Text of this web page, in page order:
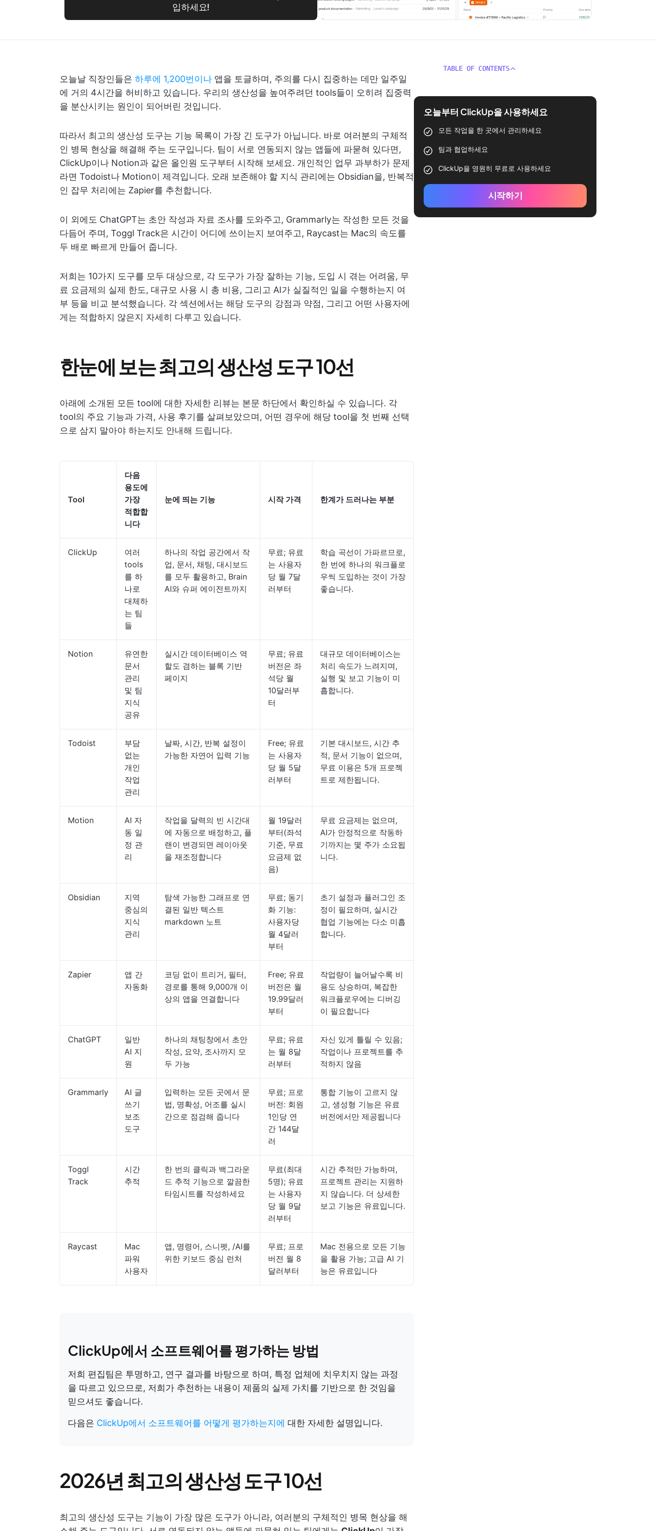
입하세요!
오늘날 직장인들은 하루에 1,200번이나 앱을 토글하며, 주의를 다시 집중하는 데만 일주일
에 거의 4시간을 허비하고 있습니다. 우리의 생산성을 높여주려던 tools들이 오히려 집중력
을 분산시키는 원인이 되어버린 것입니다.
따라서 최고의 생산성 도구는 기능 목록이 가장 긴 도구가 아닙니다. 바로 여러분의 구체적
인 병목 현상을 해결해 주는 도구입니다. 팀이 서로 연동되지 않는 앱들에 파묻혀 있다면,
ClickUp이나 Notion과 같은 올인원 도구부터 시작해 보세요. 개인적인 업무 과부하가 문제
라면 Todoist나 Motion이 제격입니다. 오래 보존해야 할 지식 관리에는 Obsidian을, 반복적
인 잡무 처리에는 Zapier를 추천합니다.
이 외에도 ChatGPT는 초안 작성과 자료 조사를 도와주고, Grammarly는 작성한 모든 것을
다듬어 주며, Toggl Track은 시간이 어디에 쓰이는지 보여주고, Raycast는 Mac의 속도를
두 배로 빠르게 만들어 줍니다.
저희는 10가지 도구를 모두 대상으로, 각 도구가 가장 잘하는 기능, 도입 시 겪는 어려움, 무
료 요금제의 실제 한도, 대규모 사용 시 총 비용, 그리고 AI가 실질적인 일을 수행하는지 여
부 등을 비교 분석했습니다. 각 섹션에서는 해당 도구의 강점과 약점, 그리고 어떤 사용자에
게는 적합하지 않은지 자세히 다루고 있습니다.
한눈에 보는 최고의 생산성 도구 10선
아래에 소개된 모든 tool에 대한 자세한 리뷰는 본문 하단에서 확인하실 수 있습니다. 각
tool의 주요 기능과 가격, 사용 후기를 살펴보았으며, 어떤 경우에 해당 tool을 첫 번째 선택
으로 삼지 말아야 하는지도 안내해 드립니다.
Tool
다음
용도에
가장
적합합
니다
눈에 띄는 기능 시작 가격 한계가 드러나는 부분
ClickUp
여러
tools
를 하
나로
대체하
는 팀
들
하나의 작업 공간에서 작
업, 문서, 채팅, 대시보드
를 모두 활용하고, Brain
AI와 슈퍼 에이전트까지
무료; 유료
는 사용자
당 월 7달
러부터
학습 곡선이 가파르므로,
한 번에 하나의 워크플로
우씩 도입하는 것이 가장
좋습니다.
Notion
유연한
문서
관리
및 팀
지식
공유
실시간 데이터베이스 역
할도 겸하는 블록 기반
페이지
무료; 유료
버전은 좌
석당 월
10달러부
터
대규모 데이터베이스는
처리 속도가 느려지며,
실행 및 보고 기능이 미
흡합니다.
Todoist
부담
없는
개인
작업
관리
날짜, 시간, 반복 설정이
가능한 자연어 입력 기능
Free; 유료
는 사용자
당 월 5달
러부터
기본 대시보드, 시간 추
적, 문서 기능이 없으며,
무료 이용은 5개 프로젝
트로 제한됩니다.
Motion
AI 자
동 일
정 관
리
작업을 달력의 빈 시간대
에 자동으로 배정하고, 플
랜이 변경되면 레이아웃
을 재조정합니다
월 19달러
부터(좌석
기준, 무료
요금제 없
음)
무료 요금제는 없으며,
AI가 안정적으로 작동하
기까지는 몇 주가 소요됩
니다.
Obsidian
지역
중심의
지식
관리
탐색 가능한 그래프로 연
결된 일반 텍스트
markdown 노트
무료; 동기
화 기능:
사용자당
월 4달러
부터
초기 설정과 플러그인 조
정이 필요하며, 실시간
협업 기능에는 다소 미흡
합니다.
Zapier
앱 간
자동화
코딩 없이 트리거, 필터,
경로를 통해 9,000개 이
상의 앱을 연결합니다
Free; 유료
버전은 월
19.99달러
부터
작업량이 늘어날수록 비
용도 상승하며, 복잡한
워크플로우에는 디버깅
이 필요합니다
ChatGPT
일반
AI 지
원
하나의 채팅창에서 초안
작성, 요약, 조사까지 모
두 가능
무료; 유료
는 월 8달
러부터
자신 있게 틀릴 수 있음;
작업이나 프로젝트를 추
적하지 않음
Grammarly
AI 글
쓰기
보조
도구
입력하는 모든 곳에서 문
법, 명확성, 어조를 실시
간으로 점검해 줍니다
무료; 프로
버전: 회원
1인당 연
간 144달
러
통합 기능이 고르지 않
고, 생성형 기능은 유료
버전에서만 제공됩니다
Toggl
Track
시간
추적
한 번의 클릭과 백그라운
드 추적 기능으로 깔끔한
타임시트를 작성하세요
무료(최대
5명); 유료
는 사용자
당 월 9달
러부터
시간 추적만 가능하며,
프로젝트 관리는 지원하
지 않습니다. 더 상세한
보고 기능은 유료입니다.
Raycast
Mac
파워
사용자
앱, 명령어, 스니펫, /AI를
위한 키보드 중심 런처
무료; 프로
버전 월 8
달러부터
Mac 전용으로 모든 기능
을 활용 가능; 고급 AI 기
능은 유료입니다
ClickUp에서 소프트웨어를 평가하는 방법
저희 편집팀은 투명하고, 연구 결과를 바탕으로 하며, 특정 업체에 치우치지 않는 과정
을 따르고 있으므로, 저희가 추천하는 내용이 제품의 실제 가치를 기반으로 한 것임을
믿으셔도 좋습니다.
다음은 ClickUp에서 소프트웨어를 어떻게 평가하는지에 대한 자세한 설명입니다.
2026년 최고의 생산성 도구 10선
최고의 생산성 도구는 기능이 가장 많은 도구가 아니라, 여러분의 구체적인 병목 현상을 해
TABLE OF CONTENTS
오늘부터 ClickUp을 사용하세요
모든 작업을 한 곳에서 관리하세요
팀과 협업하세요
ClickUp을 영원히 무료로 사용하세요
시작하기